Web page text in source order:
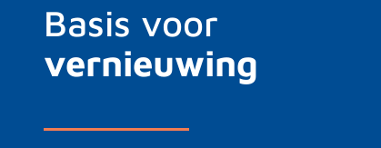
Basis voor
vernieuwing